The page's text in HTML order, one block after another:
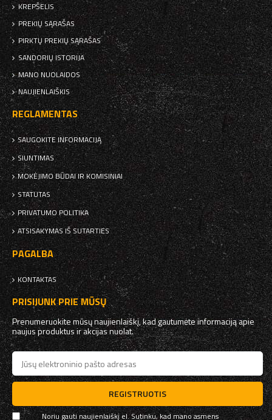
KREPŠELIS
PREKIŲ SĄRAŠAS
PIRKTŲ PREKIŲ SĄRAŠAS
SANDORIŲ ISTORIJA
MANO NUOLAIDOS
NAUJIENLAIŠKIS
REGLAMENTAS
SAUGOKITE INFORMACIJĄ
SIUNTIMAS
MOKĖJIMO BŪDAI IR KOMISINIAI
STATUTAS
PRIVATUMO POLITIKA
ATSISAKYMAS IŠ SUTARTIES
PAGALBA
KONTAKTAS
PRISIJUNK PRIE MŪSŲ
Prenumeruokite mūsų naujienlaiškį, kad gautumėte informaciją apie
naujus produktus ir akcijas nuolat.
REGISTRUOTIS
Noriu gauti naujienlaiškį el. Sutinku, kad mano asmens